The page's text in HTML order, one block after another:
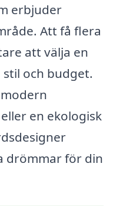
erbjuder
Att få flera
att välja en
och budget.
en ekologisk
drömmar för din